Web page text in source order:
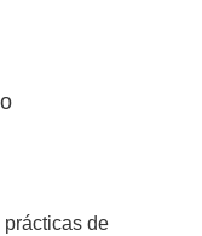
prácticas de